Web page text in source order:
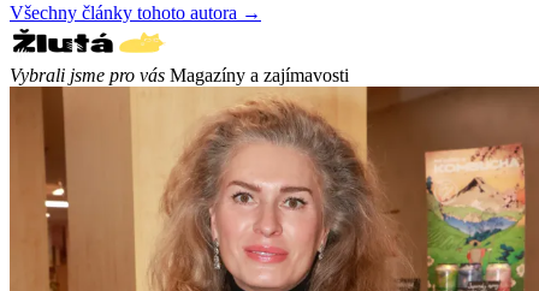
Všechny články tohoto autora →
Vybrali jsme pro vás Magazíny a zajímavosti